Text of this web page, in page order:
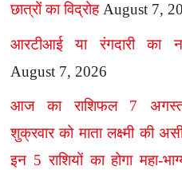
छात्रों का विद्रोह August 7,
आरटीआई या रंगदारी का
August 7, 2026
आज का राशिफल 7
शुक्रवार को माता लक्ष्मी की
इन 5 राशियों का होगा महा-